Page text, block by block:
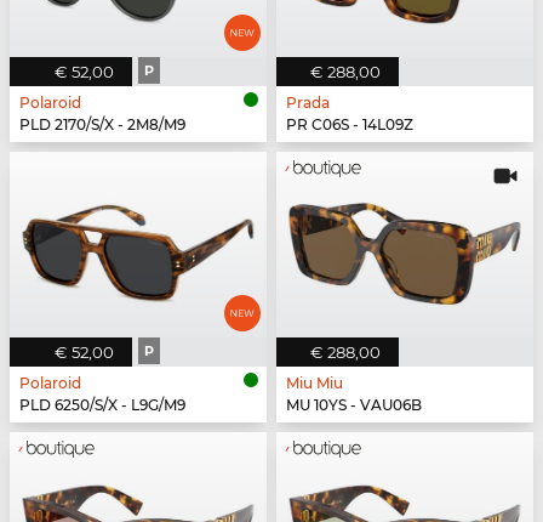
€ 52,00 P
Polaroid
PLD 2170/S/X - 2M8/M9
€ 288,00
Prada
PR C06S - 14L09Z
€ 52,00 P
Polaroid
PLD 6250/S/X - L9G/M9
€ 288,00
Miu Miu
MU 10YS - VAU06B